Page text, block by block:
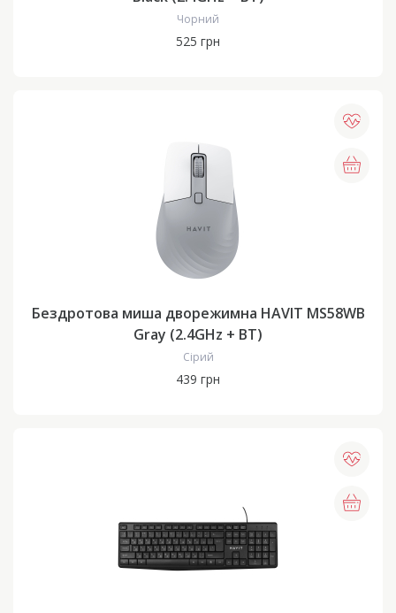
Чорний
525 грн
Бездротова миша дворежимна HAVIT MS58WB
Gray (2.4GHz + BT)
Сірий
439 грн